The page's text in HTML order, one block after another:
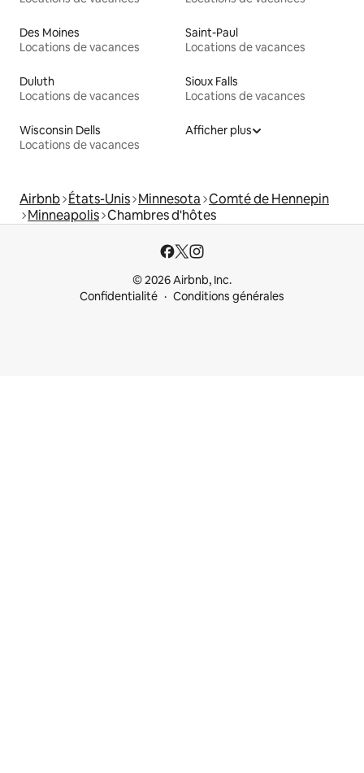
Des Moines
Locations de vacances
Saint-Paul
Locations de vacances
Duluth
Locations de vacances
Sioux Falls
Locations de vacances
Wisconsin Dells
Locations de vacances
Afficher plus
Airbnb États-Unis Minnesota Comté de Hennepin
Minneapolis Chambres d'hôtes
© 2026 Airbnb, Inc.
Confidentialité
Conditions générales